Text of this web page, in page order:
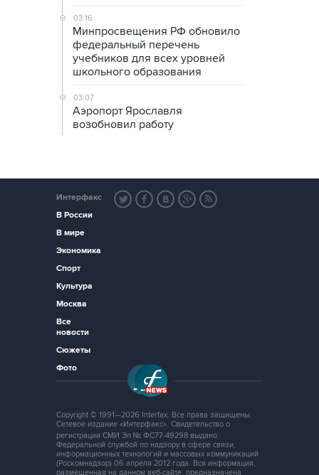
03:16
Минпросвещения РФ обновило
федеральный перечень
учебников для всех уровней
школьного образования
03:07
Аэропорт Ярославля
возобновил работу
Интерфакс
В России
В мире
Экономика
Спорт
Культура
Москва
Все
новости
Сюжеты
Фото
Copyright © 1991—2026 Interfax. Все права защищены.
Сетевое издание «Интерфакс». Свидетельство о
регистрации СМИ Эл № ФС77-49298 выдано
Федеральной службой по надзору в сфере связи,
информационных технологий и массовых коммуникаций
(Роскомнадзор) 06 апреля 2012 года. Вся информация,
размещенная на данном веб-сайте, предназначена